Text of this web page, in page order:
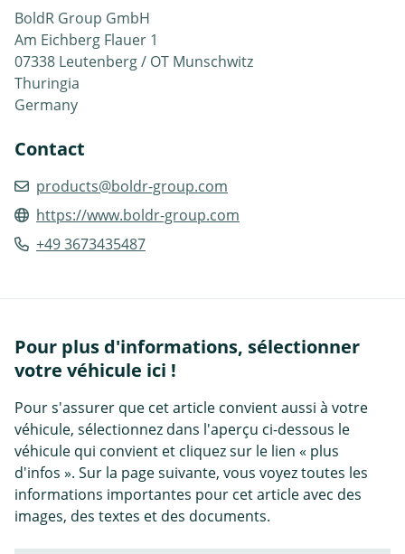
BoldR Group GmbH
Am Eichberg Flauer 1
07338 Leutenberg / OT Munschwitz
Thuringia
Germany
Contact
products@boldr-group.com
https://www.boldr-group.com
+49 3673435487
Pour plus d'informations, sélectionner
votre véhicule ici !
Pour s'assurer que cet article convient aussi à votre
véhicule, sélectionnez dans l'aperçu ci-dessous le
véhicule qui convient et cliquez sur le lien « plus
d'infos ». Sur la page suivante, vous voyez toutes les
informations importantes pour cet article avec des
images, des textes et des documents.